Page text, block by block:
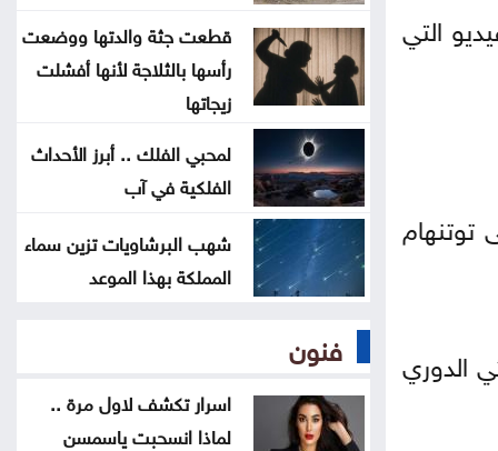
التي
توتنهام
الدوري
الأردن يدين الاعتداء الحوثي في نجران
بالسعودية
إردوغان يصل إلى جدة
ارتفاع كبير في الصادرات والواردات
الصينية
قطعت جثة والدتها ووضعت
رأسها بالثلاجة لأنها أفشلت
زيجاتها
لمحبي الفلك .. أبرز الأحداث
الفلكية في آب
شهب البرشاويات تزين سماء
المملكة بهذا الموعد
فنون
اسرار تكشف لاول مرة ..
لماذا انسحبت ياسمسن